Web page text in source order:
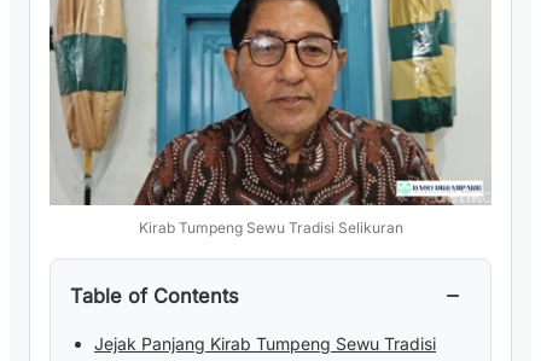
Kirab Tumpeng Sewu Tradisi Selikuran
Table of Contents −
Jejak Panjang Kirab Tumpeng Sewu Tradisi